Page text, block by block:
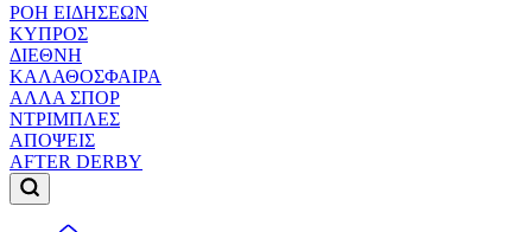
ΡΟΗ ΕΙΔΗΣΕΩΝ
ΚΥΠΡΟΣ
ΔΙΕΘΝΗ
ΚΑΛΑΘΟΣΦΑΙΡΑ
ΑΛΛΑ ΣΠΟΡ
ΝΤΡΙΜΠΛΕΣ
ΑΠΟΨΕΙΣ
AFTER DERBY